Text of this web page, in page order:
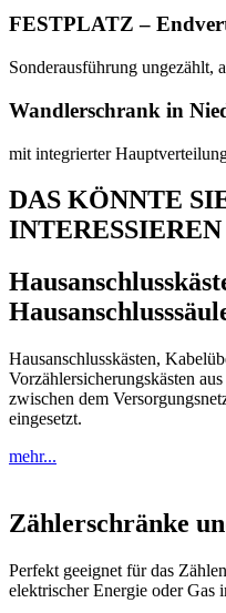
FESTPLATZ –
Sonderausführung ungezählt,
Wandlerschrank in
mit integrierter
DAS KÖNNTE
INTERESSIEREN
Hausanschlusskästen,
Vorzählersicherungskästen
zwischen dem
eingesetzt.
mehr...
Zählerschränke
Perfekt geeignet für das
elektrischer Energie oder Gas